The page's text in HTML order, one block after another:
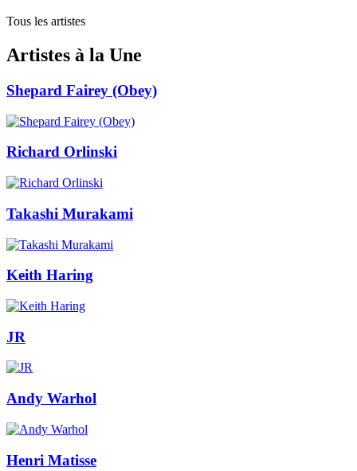
Tous les artistes
Artistes à la Une
Shepard Fairey (Obey)
Richard Orlinski
Takashi Murakami
Keith Haring
JR
Andy Warhol
Henri Matisse